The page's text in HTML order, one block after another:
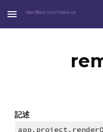
Skip to main content
記述